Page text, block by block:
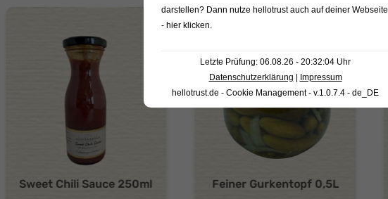
Sweet Chili Sauce 250ml Feiner Gurkentopf 0,5L
darstellen? Dann nutze hellotrust auch auf deiner Webseite
- hier klicken
Letzte Prüfung: 06.08.26 - 20:32:04 Uhr
Datenschutzerklärung | Impressum
hellotrust.de - Cookie Management - v.1.0.7.4 - de_DE